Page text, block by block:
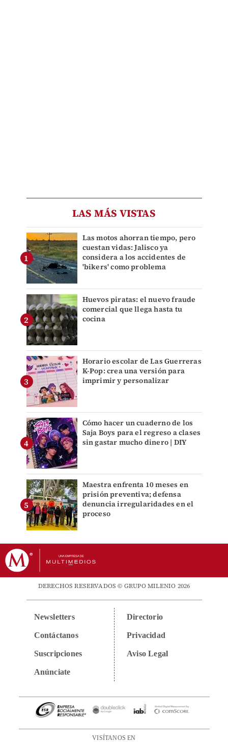
LAS MÁS VISTAS
Las motos ahorran tiempo, pero
cuestan vidas: Jalisco ya
considera a los accidentes de
'bikers' como problema
Huevos piratas: el nuevo fraude
comercial que llega hasta tu
cocina
Horario escolar de Las Guerreras
K-Pop: crea una versión para
imprimir y personalizar
Cómo hacer un cuaderno de los
Saja Boys para el regreso a clases
sin gastar mucho dinero | DIY
Maestra enfrenta 10 meses en
prisión preventiva; defensa
denuncia irregularidades en el
proceso
DERECHOS RESERVADOS © GRUPO MILENIO 2026
Newsletters
Contáctanos
Suscripciones
Anúnciate
Directorio
Privacidad
Aviso Legal
VISÍTANOS EN